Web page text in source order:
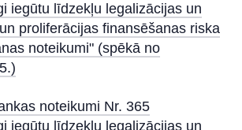
iegūtu līdzekļu legalizācijas un
proliferācijas finansēšanas riska
noteikumi" (spēkā no
noteikumi Nr. 365
iegūtu līdzekļu legalizācijas un